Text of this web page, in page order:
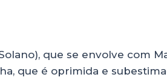
que se envolve com
que é oprimida e